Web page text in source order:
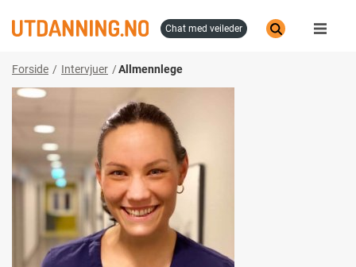
til
chat med veileder
Forside Intervjuer Allmennlege